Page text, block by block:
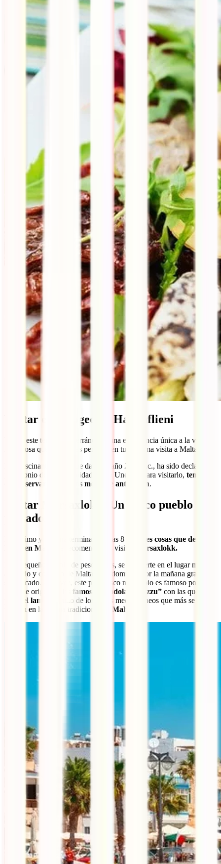
Visitar el Hipogeo de Hal Saflieni
Visitar este templo subterráneo es una experiencia única a la vez que
misteriosa que no puedes perderte en tu próxima visita a Malta.
Este fascinante lugar, que data del año 2500 a.c., ha sido declarado
patrimonio de la Humanidad por la Unesco. Para visitarlo, tendrás
que reservar con varios meses de antelación.
Visitar Marsaxlokk: Un típico pueblo de
pescadores
Por último y ya para terminar con las 8
mejores cosas que debes
hacer en Malta
, te recomendamos visitar
Marsaxlokk.
Este pequeño pueblo de pescadores, se convierte en el lugar más
animado y colorido de Malta cada domingo por la mañana gracias a
su mercado. A su vez, este pintoresco municipio es famoso por ser el
lugar de origen de las famosas góndolas “Luzzu” con las que se
pesca el lampuki
, uno de los peces mediterráneos que más se
utilizan en la cocina tradicional
en Malta.